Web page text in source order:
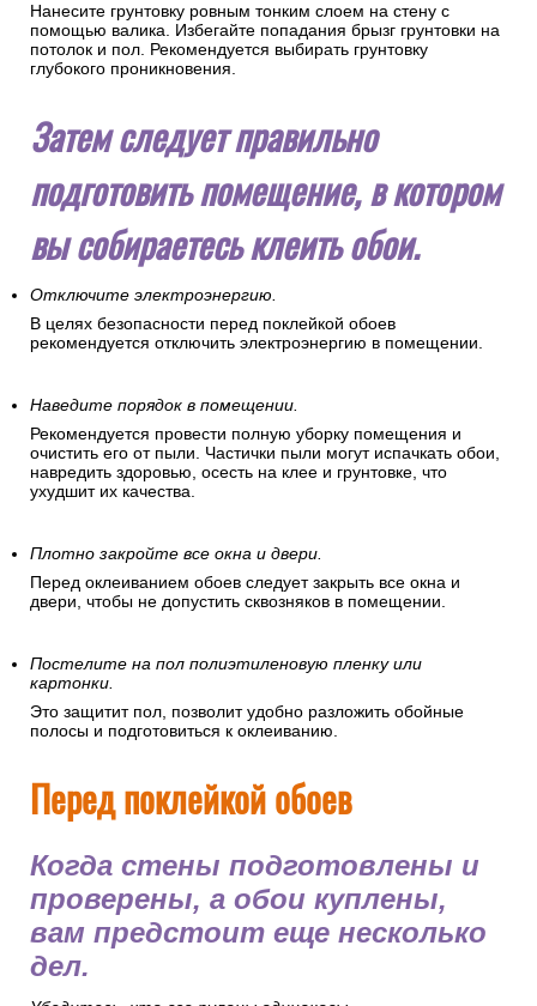
Нанесите грунтовку ровным тонким слоем на стену с
помощью валика. Избегайте попадания брызг грунтовки на
потолок и пол. Рекомендуется выбирать грунтовку
глубокого проникновения.
Затем следует правильно
подготовить помещение, в котором
вы собираетесь клеить обои.
Отключите электроэнергию.
В целях безопасности перед поклейкой обоев
рекомендуется отключить электроэнергию в помещении.
Наведите порядок в помещении.
Рекомендуется провести полную уборку помещения и
очистить его от пыли. Частички пыли могут испачкать обои,
навредить здоровью, осесть на клее и грунтовке, что
ухудшит их качества.
Плотно закройте все окна и двери.
Перед оклеиванием обоев следует закрыть все окна и
двери, чтобы не допустить сквозняков в помещении.
Постелите на пол полиэтиленовую пленку или
картонки.
Это защитит пол, позволит удобно разложить обойные
полосы и подготовиться к оклеиванию.
Перед поклейкой обоев
Когда стены подготовлены и
проверены, а обои куплены,
вам предстоит еще несколько
дел.